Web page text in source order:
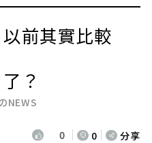
前其實比較
？
NEWS
0 0 分享